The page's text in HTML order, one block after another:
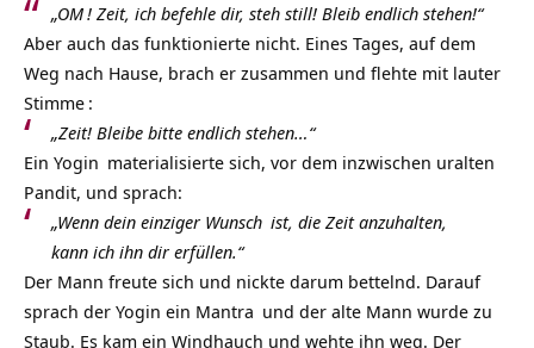
„OM! Zeit, ich befehle dir, steh still! Bleib endlich stehen!“
Aber auch das funktionierte nicht. Eines Tages, auf dem
Weg nach Hause, brach er zusammen und flehte mit lauter
Stimme :
„Zeit! Bleibe bitte endlich stehen…“
Ein Yogin materialisierte sich, vor dem inzwischen uralten
Pandit, und sprach:
„Wenn dein einziger Wunsch ist, die Zeit anzuhalten,
kann ich ihn dir erfüllen.“
Der Mann freute sich und nickte darum bettelnd. Darauf
sprach der Yogin ein Mantra und der alte Mann wurde zu
Staub. Es kam ein Windhauch und wehte ihn weg. Der